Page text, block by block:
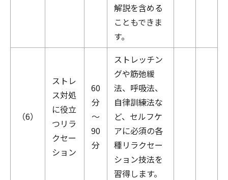
解説を含める
こともできま
す。
（6）
ストレ
ス対処
に役立
つリラ
クセー
ション
60
分
～
90
分
ストレッチン
グや筋弛緩
法、呼吸法、
自律訓練法な
ど、セルフケ
アに必須の各
種リラクセー
ション技法を
習得します。